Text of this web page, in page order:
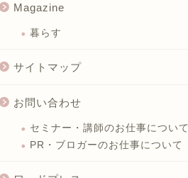
Magazine
暮らす
サイトマップ
お問い合わせ
セミナー・講師のお仕事について
PR・ブロガーのお仕事について